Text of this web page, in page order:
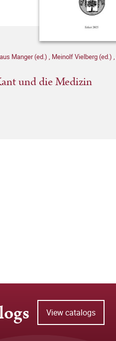
Manger (ed.) , Meinolf Vielberg (ed.) ,
und die Medizin
View catalogs